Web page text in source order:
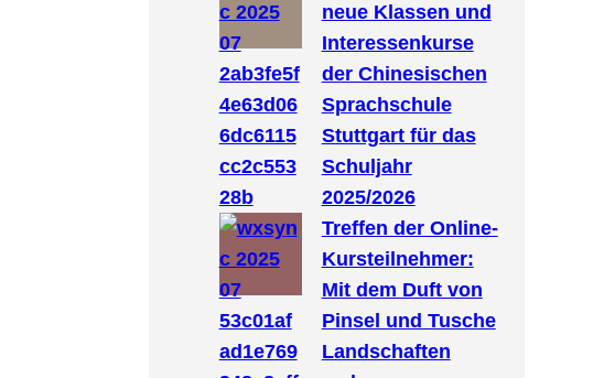
neue Klassen und
Interessenkurse
der Chinesischen
Sprachschule
Stuttgart für das
Schuljahr
2025/2026
Treffen der Online-
Kursteilnehmer:
Mit dem Duft von
Pinsel und Tusche
Landschaften